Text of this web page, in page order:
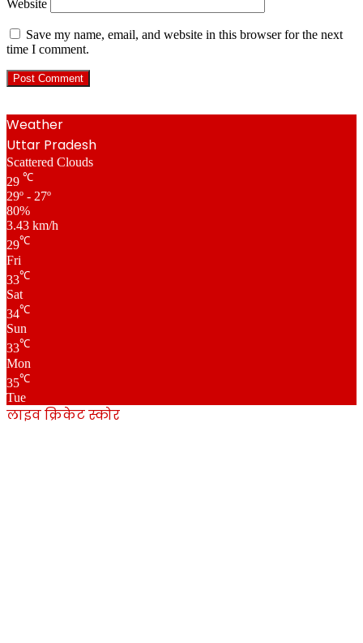
Website
Save my name, email, and website in this browser for the next
time I comment.
Weather
Uttar Pradesh
Scattered Clouds
29 ℃
29º - 27º
80%
3.43 km/h
29℃
Fri
33℃
Sat
34℃
Sun
33℃
Mon
35℃
Tue
लाइव क्रिकेट स्कोर